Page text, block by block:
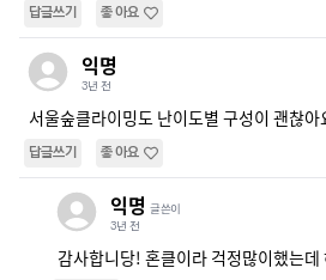
답글쓰기 좋아요
익명
3년 전
서울숲클라이밍도 난이도별 구성이 괜찮아
답글쓰기 좋아요
익명 글쓴이
3년 전
감사합니당! 혼클이라 걱정많이했는